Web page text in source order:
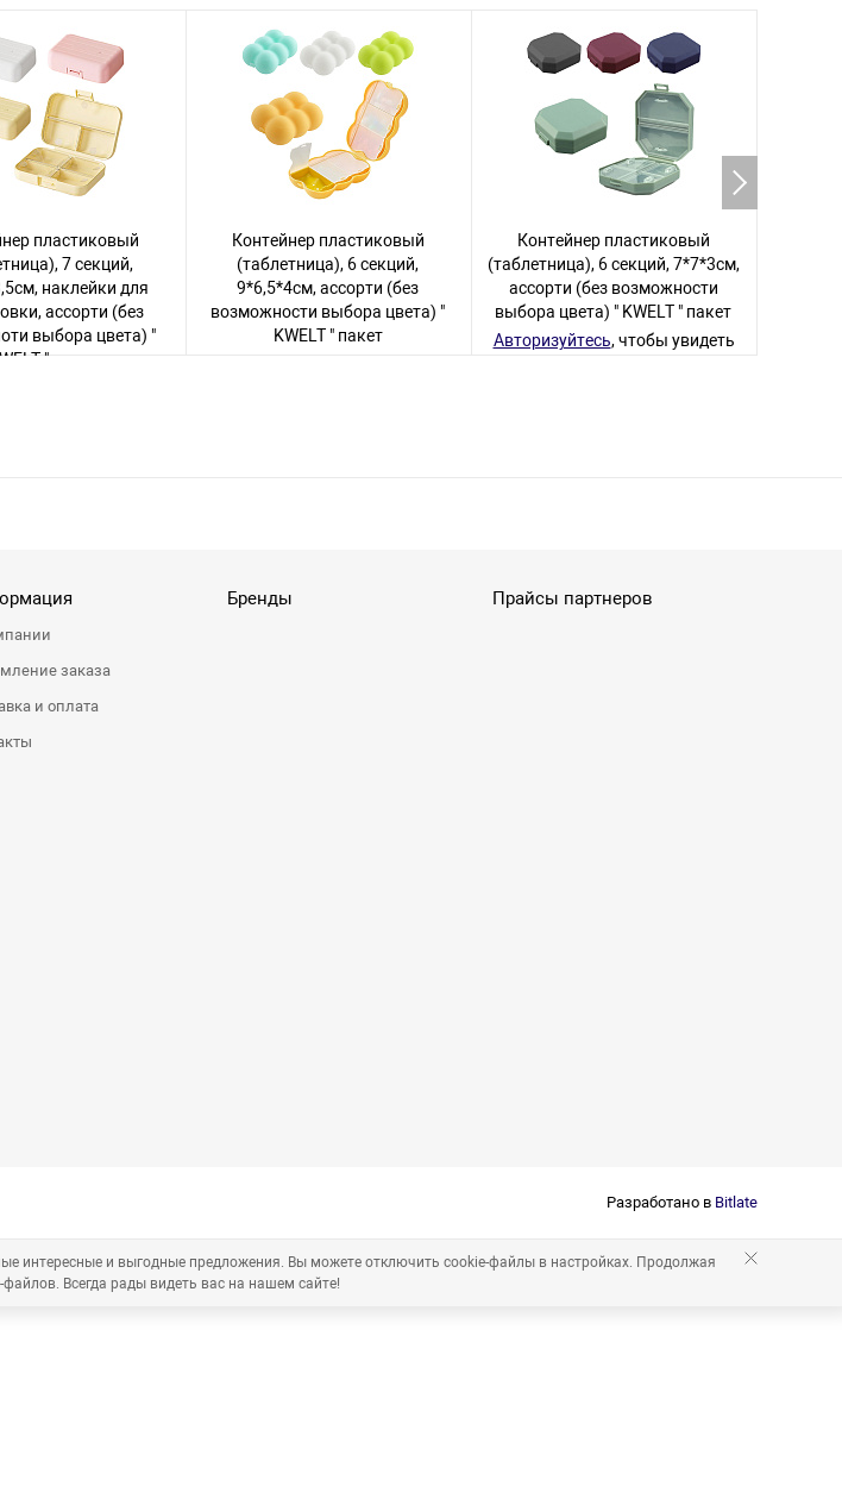
пластиковый
7 секций,
наклейки для
ассорти (без
выбора цвета) "
" пакет
Контейнер пластиковый
(таблетница), 6 секций,
9*6,5*4см, ассорти (без
возможности выбора цвета) "
KWELT " пакет
Контейнер пластиковый
(таблетница), 6 секций, 7*7*3см,
ассорти (без возможности
выбора цвета) " KWELT " пакет
Авторизуйтесь, чтобы увидеть
заказа
и оплата
Бренды Прайсы партнеров
Разработано в Bitlate
интересные и выгодные предложения. Вы можете отключить cookie-файлы в настройках. Продолжая
Всегда рады видеть вас на нашем сайте!